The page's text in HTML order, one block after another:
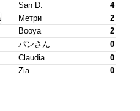
San D.
4
Метри
2
Booya
2
パンさん
0
Claudia
0
Zia 0